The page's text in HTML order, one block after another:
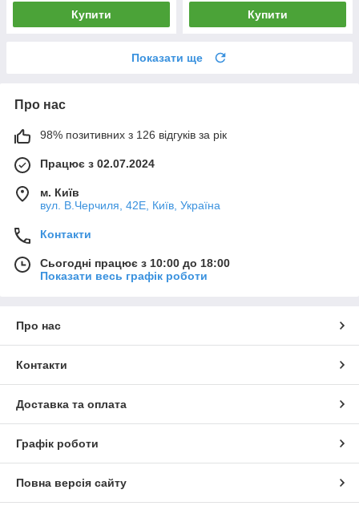
Купити Купити
Показати ще
Про нас
98% позитивних з 126 відгуків за рік
Працює з 02.07.2024
м. Київ
вул. В.Черчиля, 42Е, Київ, Україна
Контакти
Сьогодні працює з 10:00 до 18:00
Показати весь графік роботи
Про нас
Контакти
Доставка та оплата
Графік роботи
Повна версія сайту